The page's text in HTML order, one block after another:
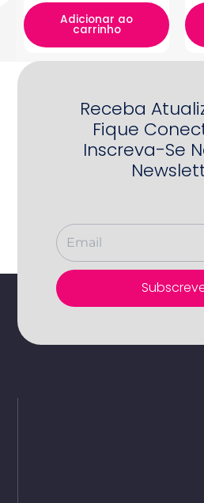
Adicionar ao
carrinho
Receba
Fique
Inscreva-Se